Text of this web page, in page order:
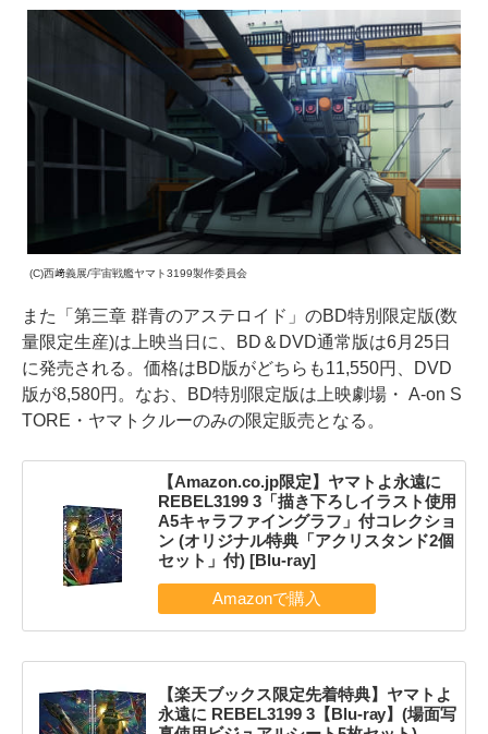
(C)西﨑義展/宇宙戦艦ヤマト3199製作委員会
また「第三章 群青のアステロイド」のBD特別限定版(数
量限定生産)は上映当日に、BD＆DVD通常版は6月25日
に発売される。価格はBD版がどちらも11,550円、DVD
版が8,580円。なお、BD特別限定版は上映劇場・ A-on S
TORE・ヤマトクルーのみの限定販売となる。
【Amazon.co.jp限定】ヤマトよ永遠に
REBEL3199 3「描き下ろしイラスト使用
A5キャラファイングラフ」付コレクショ
ン (オリジナル特典「アクリスタンド2個
セット」付) [Blu-ray]
【楽天ブックス限定先着特典】ヤマトよ
永遠に REBEL3199 3【Blu-ray】(場面写